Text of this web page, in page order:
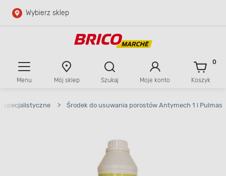
Przejdź do głównej zawartości
Wybierz sklep
Menu Mój sklep Szukaj Moje konto Koszyk
0
specjalistyczne > Środek do usuwania porostów Antymech 1 l Pulmas